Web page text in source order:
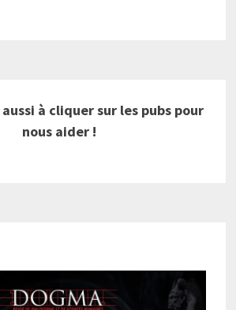
à cliquer sur les pubs pour
nous aider !